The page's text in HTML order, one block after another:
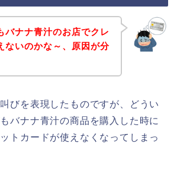
バナナ青汁のお店でクレ
ないのかな～、原因が分
びを表現したものですが、どうい
バナナ青汁の商品を購入した時に
トカードが使えなくなってしまっ